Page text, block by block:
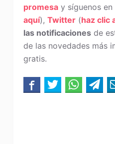
promesay síguenos en
aquí), Twitter(haz clic
las notificacionesde
de las novedades más
gratis.